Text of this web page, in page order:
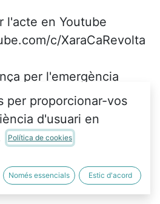
l'acte en Youtube
c/XaraCaRevolta
per l'emergència
de Ca
per proporcionar-vos
d'usuari en
Política de cookies
Només essencials Estic d'acord